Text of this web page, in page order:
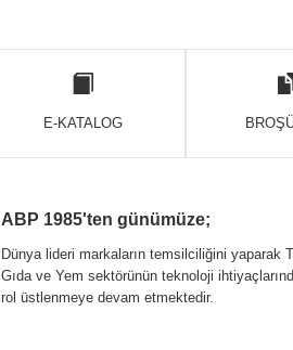
E-KATALOG
ABP 1985'ten günümüze;
Dünya lideri markaların temsilciliğini yaparak
Gıda ve Yem sektörünün teknoloji
rol üstlenmeye devam etmektedir.